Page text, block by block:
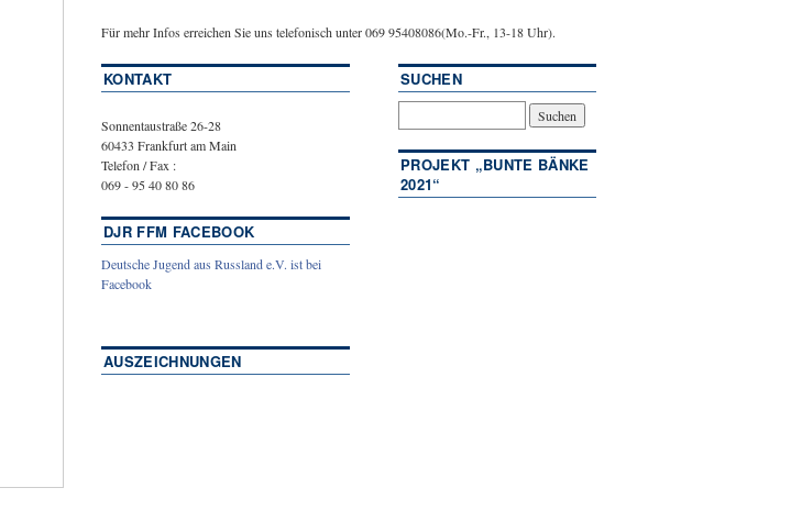
Für mehr Infos erreichen Sie uns telefonisch unter 069 95408086(Mo.-Fr., 13-18 Uhr).
KONTAKT
Sonnentaustraße 26-28
60433 Frankfurt am Main
Telefon / Fax :
069 - 95 40 80 86
DJR FFM FACEBOOK
Deutsche Jugend aus Russland e.V. ist bei
Facebook
AUSZEICHNUNGEN
SUCHEN
PROJEKT „BUNTE BÄNKE
2021“